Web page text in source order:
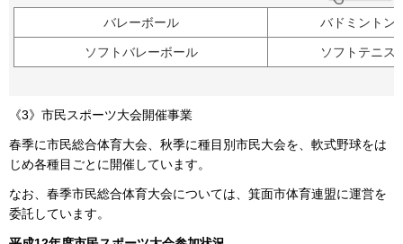
バレーボール バドミントン
ソフトバレーボール ソフトテニス
《3》市民スポーツ大会開催事業
春季に市民総合体育大会、秋季に種目別市民大会を、軟式野球をは
じめ各種目ごとに開催しています。
なお、春季市民総合体育大会については、箕面市体育連盟に運営を
委託しています。